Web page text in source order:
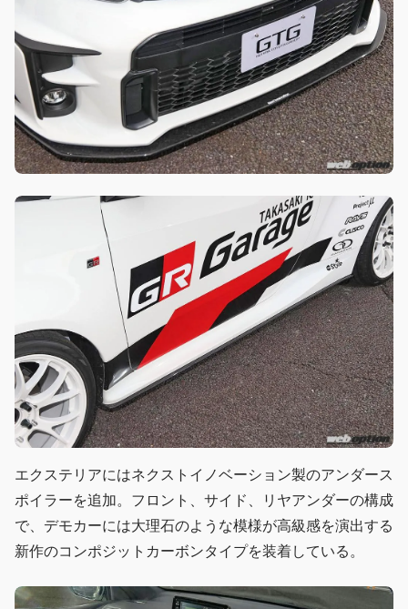
エクステリアにはネクストイノベーション製のアンダース
ポイラーを追加。フロント、サイド、リヤアンダーの構成
で、デモカーには大理石のような模様が高級感を演出する
新作のコンポジットカーボンタイプを装着している。